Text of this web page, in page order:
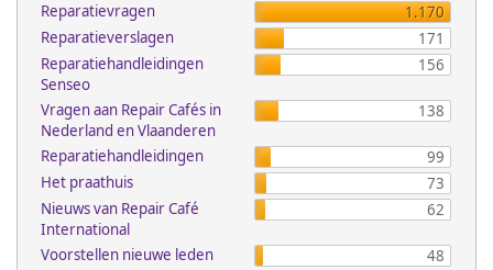
Reparatievragen
1.170
Reparatieverslagen
171
Reparatiehandleidingen
Senseo
156
Vragen aan Repair Cafés in
Nederland en Vlaanderen
138
Reparatiehandleidingen
99
Het praathuis
73
Nieuws van Repair Café
International
62
Voorstellen nieuwe leden
48